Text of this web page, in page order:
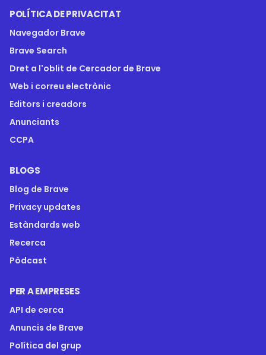
POLÍTICA DE PRIVACITAT
Navegador Brave
Brave Search
Dret a l'oblit de Cercador de Brave
Web i correu electrònic
Editors i creadors
Anunciants
CCPA
BLOGS
Blog de Brave
Privacy updates
Estàndards web
Recerca
Pòdcast
PER A EMPRESES
API de cerca
Anuncis de Brave
Política del grup